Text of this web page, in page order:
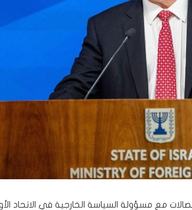
مع مسؤولة السياسة الخارجية في الاتحاد